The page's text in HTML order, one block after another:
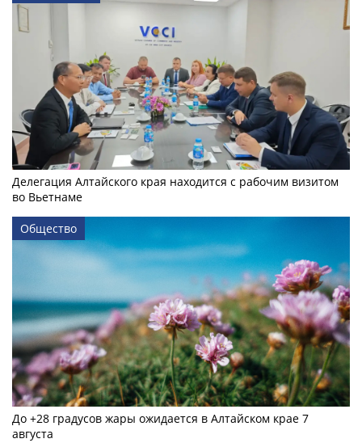
Делегация Алтайского края находится с рабочим визитом
во Вьетнаме
Общество
До +28 градусов жары ожидается в Алтайском крае 7
августа